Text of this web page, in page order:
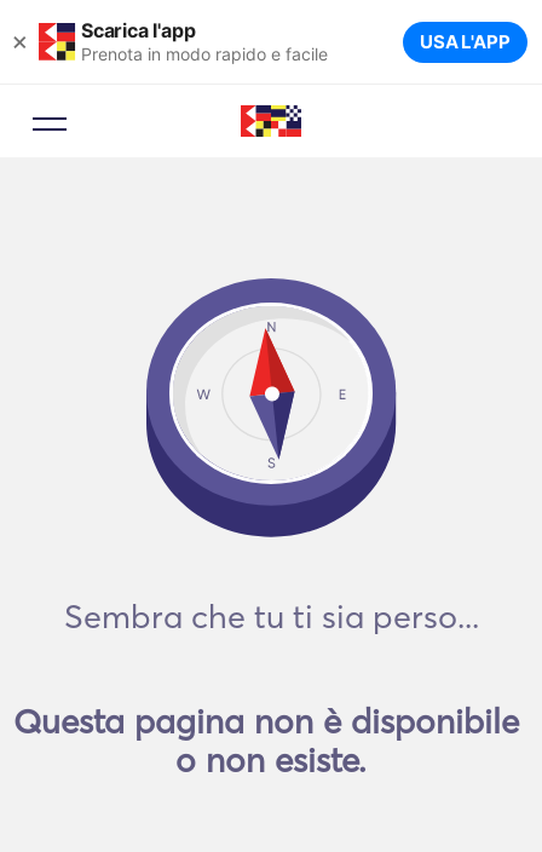
× Scarica l'app
Prenota in modo rapido e facile USA L'APP
Sembra che tu ti sia perso...
Questa pagina non è disponibile
o non esiste.